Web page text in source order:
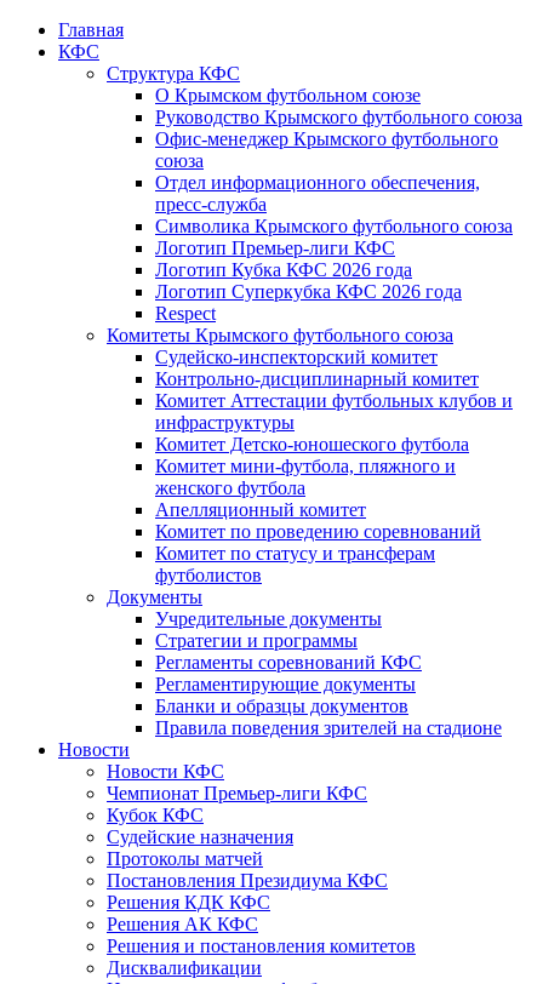
Главная
КФС
Структура КФС
О Крымском футбольном союзе
Руководство Крымского футбольного союза
Офис-менеджер Крымского футбольного
союза
Отдел информационного обеспечения,
пресс-служба
Символика Крымского футбольного союза
Логотип Премьер-лиги КФС
Логотип Кубка КФС 2026 года
Логотип Суперкубка КФС 2026 года
Respect
Комитеты Крымского футбольного союза
Судейско-инспекторский комитет
Контрольно-дисциплинарный комитет
Комитет Аттестации футбольных клубов и
инфраструктуры
Комитет Детско-юношеского футбола
Комитет мини-футбола, пляжного и
женского футбола
Апелляционный комитет
Комитет по проведению соревнований
Комитет по статусу и трансферам
футболистов
Документы
Учредительные документы
Стратегии и программы
Регламенты соревнований КФС
Регламентирующие документы
Бланки и образцы документов
Правила поведения зрителей на стадионе
Новости
Новости КФС
Чемпионат Премьер-лиги КФС
Кубок КФС
Судейские назначения
Протоколы матчей
Постановления Президиума КФС
Решения КДК КФС
Решения АК КФС
Решения и постановления комитетов
Дисквалификации